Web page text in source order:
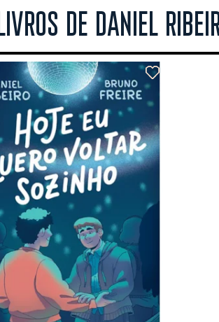
DE DANIEL